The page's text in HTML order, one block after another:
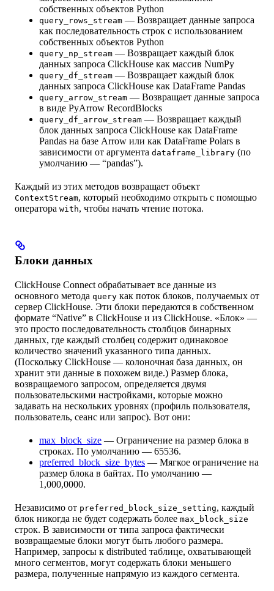
собственных объектов Python
query_rows_stream — Возвращает данные запроса
как последовательность строк с использованием
собственных объектов Python
query_np_stream — Возвращает каждый блок
данных запроса ClickHouse как массив NumPy
query_df_stream — Возвращает каждый блок
данных запроса ClickHouse как DataFrame Pandas
query_arrow_stream — Возвращает данные запроса
в виде PyArrow RecordBlocks
query_df_arrow_stream — Возвращает каждый
блок данных запроса ClickHouse как DataFrame
Pandas на базе Arrow или как DataFrame Polars в
зависимости от аргумента dataframe_library (по
умолчанию — “pandas”).
Каждый из этих методов возвращает объект
ContextStream, который необходимо открыть с помощью
оператора with, чтобы начать чтение потока.
Блоки данных
ClickHouse Connect обрабатывает все данные из
основного метода query как поток блоков, получаемых от
сервер ClickHouse. Эти блоки передаются в собственном
формате “Native” в ClickHouse и из ClickHouse. «Блок» —
это просто последовательность столбцов бинарных
данных, где каждый столбец содержит одинаковое
количество значений указанного типа данных.
(Поскольку ClickHouse — колоночная база данных, он
хранит эти данные в похожем виде.) Размер блока,
возвращаемого запросом, определяется двумя
пользовательскими настройками, которые можно
задавать на нескольких уровнях (профиль пользователя,
пользователь, сеанс или запрос). Вот они:
max_block_size — Ограничение на размер блока в
строках. По умолчанию — 65536.
preferred_block_size_bytes — Мягкое ограничение на
размер блока в байтах. По умолчанию —
1,000,0000.
Независимо от preferred_block_size_setting, каждый
блок никогда не будет содержать более max_block_size
строк. В зависимости от типа запроса фактически
возвращаемые блоки могут быть любого размера.
Например, запросы к distributed таблице, охватывающей
много сегментов, могут содержать блоки меньшего
размера, полученные напрямую из каждого сегмента.